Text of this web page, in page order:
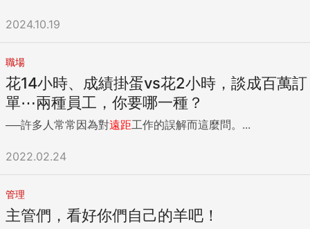
2024.10.19
職場
花14小時、成績掛蛋vs花2小時，談成百萬訂
單⋯兩種員工，你要哪一種？
──許多人常常因為對遠距工作的誤解而這麼問。...
2022.02.24
管理
主管們，看好你們自己的羊吧！